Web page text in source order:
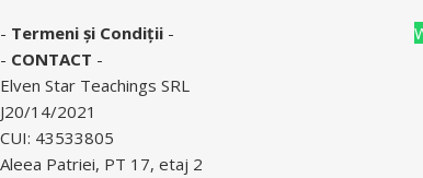
- Termeni și Condiții -
- CONTACT -
Elven Star Teachings SRL
J20/14/2021
CUI: 43533805
Aleea Patriei, PT 17, etaj 2